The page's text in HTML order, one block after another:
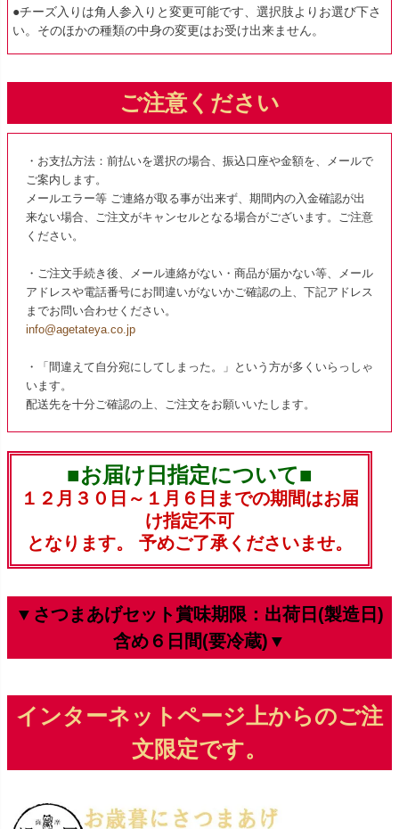
●チーズ入りは角人参入りと変更可能です、選択肢よりお選び下さ
い。そのほかの種類の中身の変更はお受け出来ません。
ご注意ください
・お支払方法：前払いを選択の場合、振込口座や金額を、メールで
ご案内します。
メールエラー等 ご連絡が取る事が出来ず、期間内の入金確認が出
来ない場合、ご注文がキャンセルとなる場合がございます。ご注意
ください。
・ご注文手続き後、メール連絡がない・商品が届かない等、メール
アドレスや電話番号にお間違いがないかご確認の上、下記アドレス
までお問い合わせください。
info@agetateya.co.jp
・「間違えて自分宛にしてしまった。」という方が多くいらっしゃ
います。
配送先を十分ご確認の上、ご注文をお願いいたします。
■お届け日指定について■
１２月３０日～１月６日までの期間はお届
け指定不可
となります。 予めご了承くださいませ。
▼さつまあげセット賞味期限：出荷日(製造日)
含め６日間(要冷蔵)▼
インターネットページ上からのご注
文限定です。